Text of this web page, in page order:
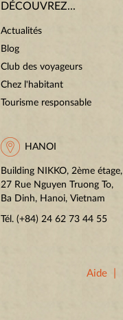
DÉCOUVREZ...
Actualités
Blog
Club des voyageurs
Chez l'habitant
Tourisme responsable
HANOI
Building NIKKO, 2ème étage,
27 Rue Nguyen Truong To,
Ba Dinh, Hanoi, Vietnam
Tél. (+84) 24 62 73 44 55
Aide